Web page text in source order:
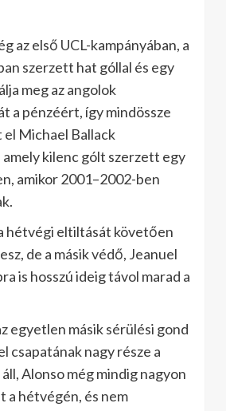
az első UCL-kampányában, a
szerzett hat góllal és egy
meg az angolok
a pénzéért, így mindössze
Michael Ballack
kilenc gólt szerzett egy
amikor 2001–2002-ben
hétvégi eltiltását követően
de a másik védő, Jeanuel
is hosszú ideig távol marad a
egyetlen másik sérülési gond
csapatának nagy része a
Alonso még mindig nagyon
a hétvégén, és nem